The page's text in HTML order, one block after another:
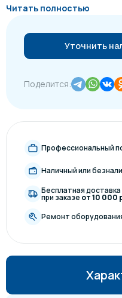
Читать полностью
Уточнить
Поделится:
Профессиональный
Наличный или
Бесплатная
при заказе от 10 000
Ремонт